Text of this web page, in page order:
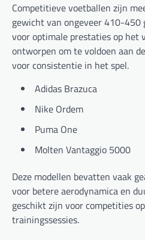
Competitieve voetballen zijn
gewicht van ongeveer 410-450
voor optimale prestaties op het
ontworpen om te voldoen aan
voor consistentie in het spel.
Adidas Brazuca
Nike Ordem
Puma One
Molten Vantaggio 5000
Deze modellen bevatten vaak
voor betere aerodynamica en
geschikt zijn voor competities
trainingssessies.